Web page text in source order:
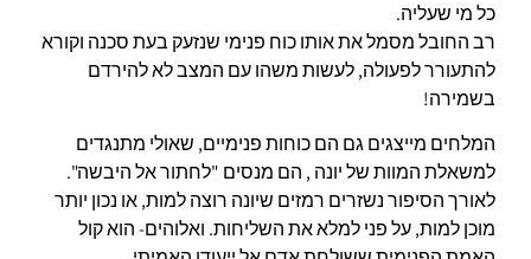
כל מי שעליה.
רב החובל מסמל את אותו כוח פנימי שנזעק בעת סכנה וקורא
להתעורר לפעולה, לעשות משהו עם המצב לא להירדם
בשמירה!
המלחים מייצגים גם הם כוחות פנימיים, שאולי מתנגדים
למשאלת המוות של יונה , הם מנסים "לחתור אל היבשה".
לאורך הסיפור נשזרים רמזים שיונה רוצה למות, או נכון יותר
מוכן למות, על פני למלא את השליחות. ואלוהים- הוא קול